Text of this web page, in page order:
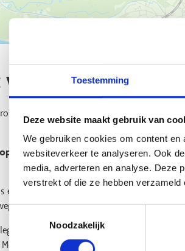
Toestemming
Deze website maakt gebruik van
We gebruiken cookies om content
websiteverkeer te analyseren. Ook
media, adverteren en analyse. Deze
verstrekt of die ze hebben
Toestemmingsselectie
Noodzakelijk
van de route
in Herentals! Of je nu een beginner
van 18 km met 56% onverharde
er de
van
door Sport Vlaanderen.
Probeer dan dePrimeur Looproute
leidt.